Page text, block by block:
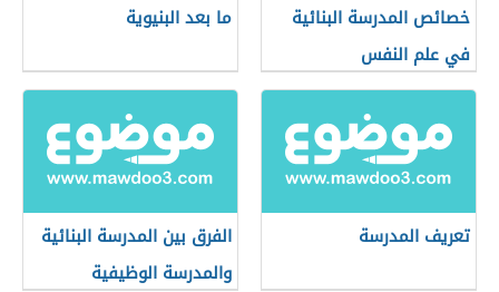
خصائص المدرسة البنائية
في علم النفس
ما بعد البنيوية
تعريف المدرسة
الفرق بين المدرسة البنائية
والمدرسة الوظيفية